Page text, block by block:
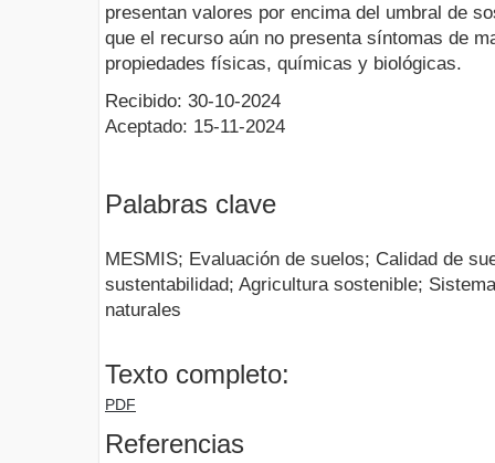
presentan valores por encima del umbral de
que el recurso aún no presenta síntomas de
propiedades físicas, químicas y biológicas.
Recibido: 30-10-2024
Aceptado: 15-11-2024
Palabras clave
MESMIS; Evaluación de suelos; Calidad de
sustentabilidad; Agricultura sostenible;
naturales
Texto completo:
PDF
Referencias